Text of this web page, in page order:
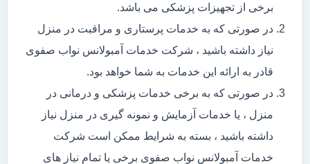
برخی از تجهیزات پزشکی می باشد.
در صورتی که به خدمات پرستاری و مراقبت در منزل
نیاز داشته باشید ، شرکت خدمات آمبولانس نواب صفوی
قادر به ارائه این خدمات به شما خواهد بود.
در صورتی که به برخی خدمات پزشکی و درمانی در
منزل ، یا خدمات آزمایش و نمونه گیری در منزل نیاز
داشته باشید ، بسته به شرایط ممکن است شرکت
خدمات آمبولانس نواب صفوی برخی یا تمام نیاز های